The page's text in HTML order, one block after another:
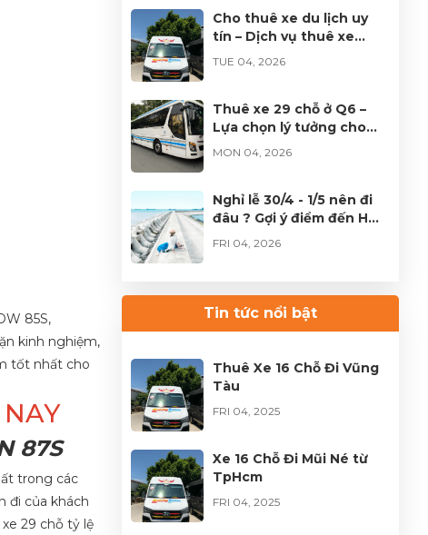
85S,
kinh nghiệm,
tốt nhất cho
87S
trong các
đi của khách
29 chỗ tỷ lệ
Cho thuê xe du lịch uy
tín – Dịch vụ thuê xe
chuyên nghiệp tại
TUE 04, 2026
Thuê xe 29 chỗ ở Q6 –
Lựa chọn lý tưởng cho
đoàn đông tại TPHCM
MON 04, 2026
Nghỉ lễ 30/4 - 1/5 nên đi
đâu ? Gợi ý điểm đến HOT
không thể bỏ lỡ
FRI 04, 2026
Tổ Hùng Vương – Hành
FRI 04, 2026
Tin tức nổi bật
Thuê Xe 16 Chỗ Đi Vũng
Tàu
FRI 04, 2025
Xe 16 Chỗ Đi Mũi Né từ
TpHcm
FRI 04, 2025